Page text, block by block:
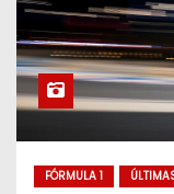
FÓRMULA 1